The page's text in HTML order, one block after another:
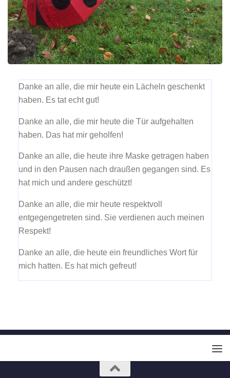
Danke an alle, die mir heute ein Lächeln geschenkt
haben. Es tat echt gut!
Danke an alle, die mir heute die Tür aufgehalten
haben. Das hat mir geholfen!
Danke an alle, die heute ihre Maske getragen haben
und in den Pausen nach draußen gegangen sind. Es
hat mich und andere geschützt!
Danke an alle, die mir heute respektvoll
entgegengetreten sind. Sie verdienen auch meinen
Respekt!
Danke an alle, die heute ein freundliches Wort für
mich hatten. Es hat mich gefreut!